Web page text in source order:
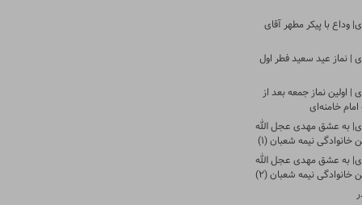
وداع با پیکر مطهر آقای
| نماز عید سعید فطر اول
| اولین نماز جمعه بعد از
خامنه‌ای
به عشق مهدی عجل الله
خانوادگی نیمه شعبان (۱)
به عشق مهدی عجل الله
خانوادگی نیمه شعبان (۲)